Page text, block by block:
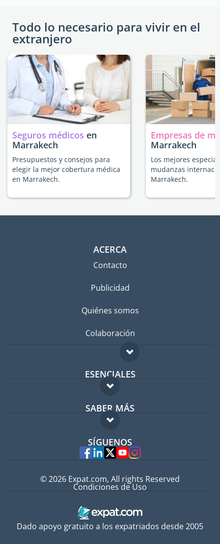
Todo lo necesario para vivir en el
extranjero
Seguros médicos en
Marrakech
Presupuestos y consejos para
elegir la mejor cobertura médica
en Marrakech.
Empresas de
Marrakech
Los mejores
mudanzas
Marrakech.
ACERCA
Contacto
Publicidad
Quiénes somos
Colaboración
ESENCIALES
Foro para expatriados
Guía para expatriados
Trabajos en el extranjero
SABER MÁS
FAQ
Expertos
SÍGUENOS
Dado apoyo gratuito a los expatriados desde 2005
© 2026 Expat.com, All rights Reserved
Condiciones de Uso